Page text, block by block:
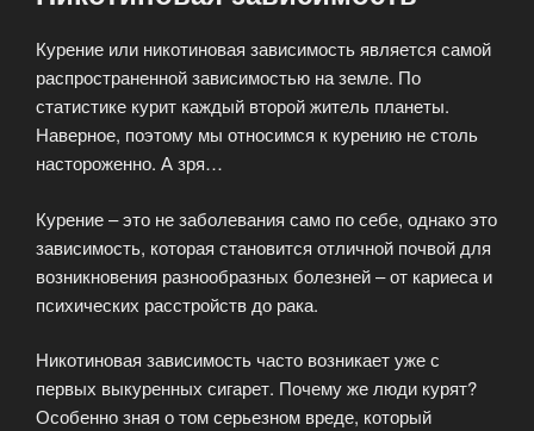
Курение или никотиновая зависимость является самой
распространенной зависимостью на земле. По
статистике курит каждый второй житель планеты.
Наверное, поэтому мы относимся к курению не столь
настороженно. А зря…
Курение – это не заболевания само по себе, однако это
зависимость, которая становится отличной почвой для
возникновения разнообразных болезней – от кариеса и
психических расстройств до рака.
Никотиновая зависимость часто возникает уже с
первых выкуренных сигарет. Почему же люди курят?
Особенно зная о том серьезном вреде, который